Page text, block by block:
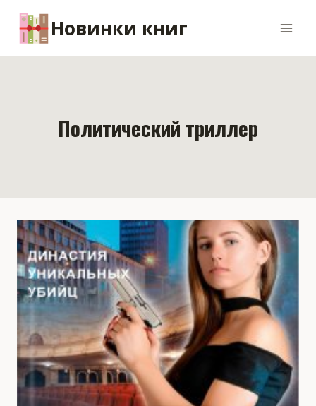
содержимому
Новинки книг
Политический триллер